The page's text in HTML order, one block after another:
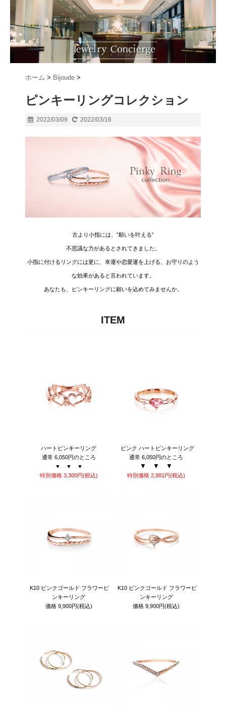
ホーム > Bijoude >
ピンキーリングコレクション
2022/03/09 2022/03/16
古より小指には、”願いを叶える”
不思議な力があるとされてきました。
小指に付けるリングには更に、幸運や恋愛運を上げる、お守りのよう
な効果があると言われています。
あなたも、ピンキーリングに願いを込めてみませんか。
ITEM
ハートピンキーリング
通常 6,050円のところ
▼ ▼ ▼
特別価格 3,300円(税込)
ピンク ハートピンキーリング
通常 6,050円のところ
▼ ▼ ▼
特別価格 2,981円(税込)
K10 ピンクゴールド フラワーピ
ンキーリング
価格 9,900円(税込)
K10 ピンクゴールド フラワーピ
ンキーリング
価格 9,900円(税込)